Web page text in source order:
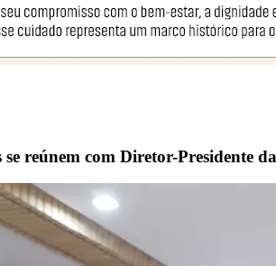
reúnem com Diretor-Presidente